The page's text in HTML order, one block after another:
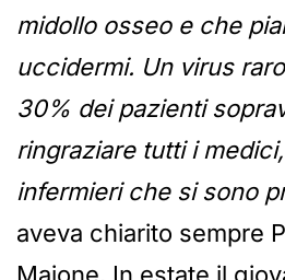
midollo osseo e che
uccidermi. Un virus
30% dei pazienti
ringraziare tutti i
infermieri che si sono
aveva chiarito sempre